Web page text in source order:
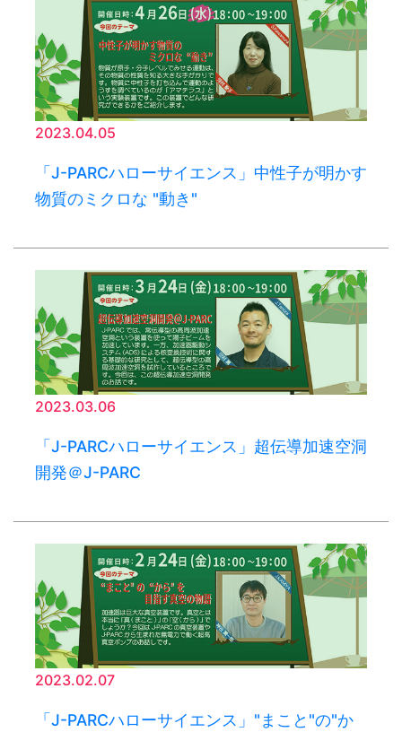
2023.04.05
「J-PARCハローサイエンス」中性子が明かす
物質のミクロな "動き"
2023.03.06
「J-PARCハローサイエンス」超伝導加速空洞
開発＠J-PARC
2023.02.07
「J-PARCハローサイエンス」"まこと"の"か